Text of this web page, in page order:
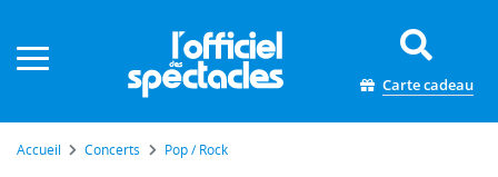
Carte cadeau
Accueil Concerts Pop / Rock